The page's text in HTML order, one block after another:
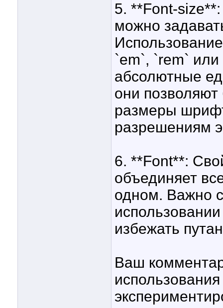
5. **Font-
можно
`em`, `rem`
абсолютные
они позволяют
размеры
разрешениям
6. **Font**:
объединяет
одном. Важно
избежать
Ваш